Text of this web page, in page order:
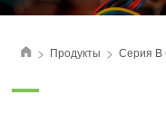
首页
> Продукты > Серия B